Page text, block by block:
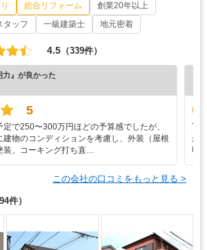
総合リフォーム
創業20年以上
タッフ 一級建築士 地元密着
4.5 （339件）
力』が良かった
5
で250〜300万円ほどの予算感でしたが、
建物のコンディションを考慮し、外装（屋根
装、コーキング打ち直…
丁
が2
明
この会社の口コミをもっと見る >
件）